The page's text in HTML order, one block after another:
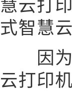
慧云打
式智慧
因为
云打印